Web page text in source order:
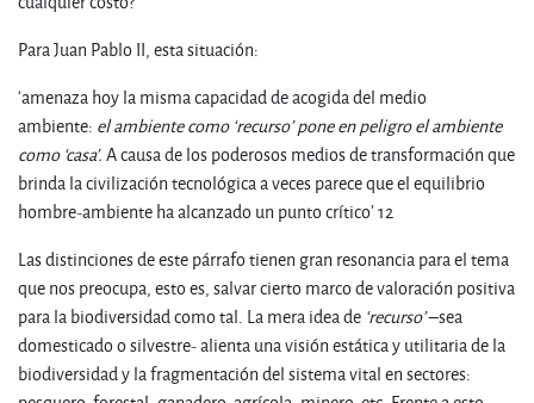
Para Juan Pablo II, esta situación:
‘amenaza hoy la misma capacidad de acogida del medio
ambiente: el ambiente como ‘recurso’ pone en peligro el ambiente
como ‘casa’.A causa de los poderosos medios de transformación que
brinda la civilización tecnológica a veces parece que el equilibrio
hombre-ambiente ha alcanzado un punto crítico’ 12
Las distinciones de este párrafo tienen gran resonancia para el tema
que nos preocupa, esto es, salvar cierto marco de valoración positiva
para la biodiversidad como tal. La mera idea de ‘recurso’–sea
domesticado o silvestre- alienta una visión estática y utilitaria de la
biodiversidad y la fragmentación del sistema vital en sectores: